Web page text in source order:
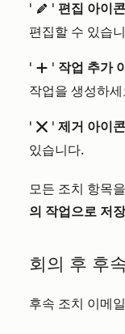
' edit ' 편집 아이
편집할 수 있습
' add ' 작업 추가
작업을 생성하
' remove ' 제거 아이
있습니다.
모든 조치 항목
의 작업으로 저
회의 후 후
후속 조치 이메